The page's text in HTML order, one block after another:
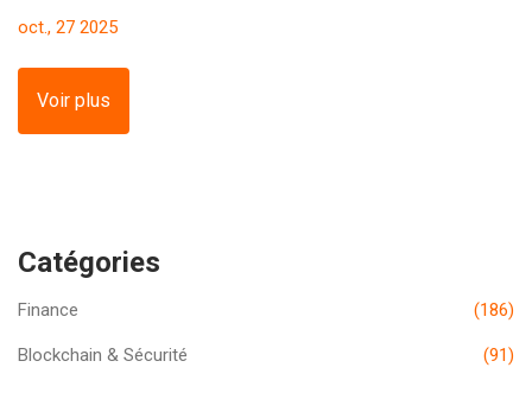
sanctions.
oct., 27 2025
Voir plus
Catégories
Finance (186)
Blockchain & Sécurité (91)